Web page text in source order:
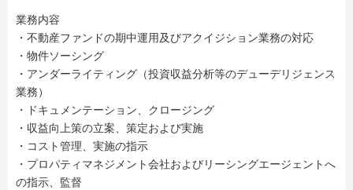
業務内容
・不動産ファンドの期中運用及びアクイジション業務の対応
・物件ソーシング
・アンダーライティング（投資収益分析等のデューデリジェンス
業務）
・ドキュメンテーション、クロージング
・収益向上策の立案、策定および実施
・コスト管理、実施の指示
・プロパティマネジメント会社およびリーシングエージェントへ
の指示、監督